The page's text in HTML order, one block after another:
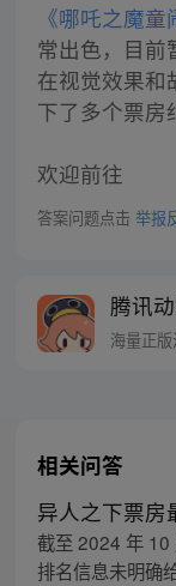
《哪吒之魔童
常出色，目前
在视觉效果和
下了多个票房
欢迎前往
答案问题点击 举报
腾讯
海量正
相关问答
异人之下票房
截至 2024 年 10
排名信息未明确